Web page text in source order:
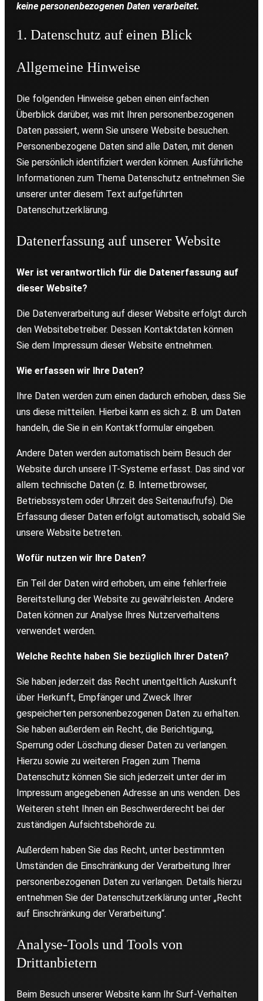
keine personenbezogenen Daten verarbeitet.
1. Datenschutz auf einen Blick
Allgemeine Hinweise
Die folgenden Hinweise geben einen einfachen
Überblick darüber, was mit Ihren personenbezogenen
Daten passiert, wenn Sie unsere Website besuchen.
Personenbezogene Daten sind alle Daten, mit denen
Sie persönlich identifiziert werden können. Ausführliche
Informationen zum Thema Datenschutz entnehmen Sie
unserer unter diesem Text aufgeführten
Datenschutzerklärung.
Datenerfassung auf unserer Website
Wer ist verantwortlich für die Datenerfassung auf
dieser Website?
Die Datenverarbeitung auf dieser Website erfolgt durch
den Websitebetreiber. Dessen Kontaktdaten können
Sie dem Impressum dieser Website entnehmen.
Wie erfassen wir Ihre Daten?
Ihre Daten werden zum einen dadurch erhoben, dass Sie
uns diese mitteilen. Hierbei kann es sich z. B. um Daten
handeln, die Sie in ein Kontaktformular eingeben.
Andere Daten werden automatisch beim Besuch der
Website durch unsere IT-Systeme erfasst. Das sind vor
allem technische Daten (z. B. Internetbrowser,
Betriebssystem oder Uhrzeit des Seitenaufrufs). Die
Erfassung dieser Daten erfolgt automatisch, sobald Sie
unsere Website betreten.
Wofür nutzen wir Ihre Daten?
Ein Teil der Daten wird erhoben, um eine fehlerfreie
Bereitstellung der Website zu gewährleisten. Andere
Daten können zur Analyse Ihres Nutzerverhaltens
verwendet werden.
Welche Rechte haben Sie bezüglich Ihrer Daten?
Sie haben jederzeit das Recht unentgeltlich Auskunft
über Herkunft, Empfänger und Zweck Ihrer
gespeicherten personenbezogenen Daten zu erhalten.
Sie haben außerdem ein Recht, die Berichtigung,
Sperrung oder Löschung dieser Daten zu verlangen.
Hierzu sowie zu weiteren Fragen zum Thema
Datenschutz können Sie sich jederzeit unter der im
Impressum angegebenen Adresse an uns wenden. Des
Weiteren steht Ihnen ein Beschwerderecht bei der
zuständigen Aufsichtsbehörde zu.
Außerdem haben Sie das Recht, unter bestimmten
Umständen die Einschränkung der Verarbeitung Ihrer
personenbezogenen Daten zu verlangen. Details hierzu
entnehmen Sie der Datenschutzerklärung unter „Recht
auf Einschränkung der Verarbeitung“.
Analyse-Tools und Tools von
Drittanbietern
Beim Besuch unserer Website kann Ihr Surf-Verhalten